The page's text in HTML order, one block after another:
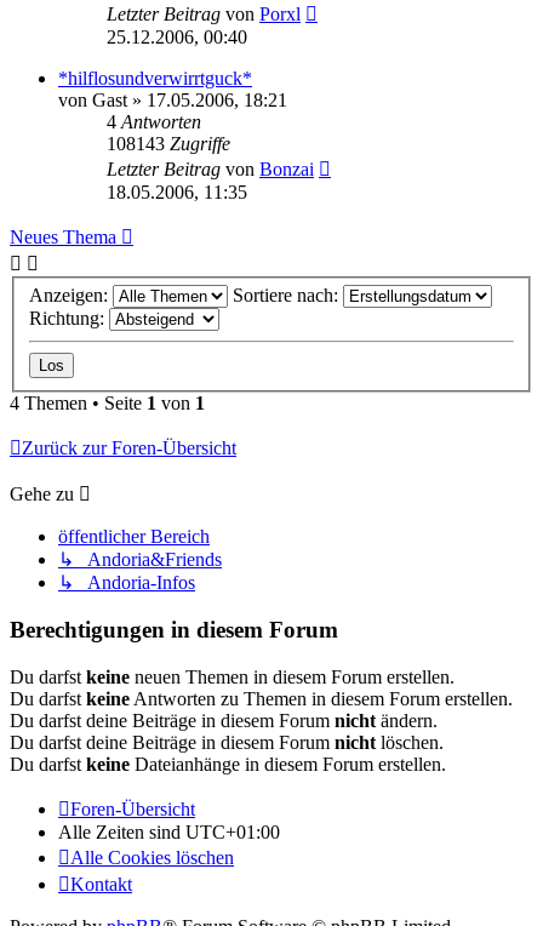
Letzter Beitrag von Porxl
25.12.2006, 00:40
*hilflosundverwirrtguck*
von Gast » 17.05.2006, 18:21
4 Antworten
108143 Zugriffe
Letzter Beitrag von Bonzai
18.05.2006, 11:35
Neues Thema
Anzeigen:
Sortiere nach:
Richtung:
4 Themen • Seite 1 von 1
Zurück zur Foren-Übersicht
Gehe zu
öffentlicher Bereich
↳ Andoria&Friends
↳ Andoria-Infos
Berechtigungen in diesem Forum
Du darfst keine neuen Themen in diesem Forum erstellen.
Du darfst keine Antworten zu Themen in diesem Forum erstellen.
Du darfst deine Beiträge in diesem Forum nicht ändern.
Du darfst deine Beiträge in diesem Forum nicht löschen.
Du darfst keine Dateianhänge in diesem Forum erstellen.
Foren-Übersicht
Alle Zeiten sind UTC+01:00
Alle Cookies löschen
Kontakt